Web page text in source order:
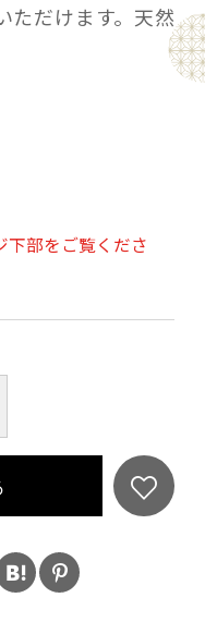
ただけます。天然
分）
湿成分）
子油、コメヌカ
ワラン、ウンシ
ール【JO】、グリ
【J】、チャ葉水
トウキンセンカ
下部をご覧くださ